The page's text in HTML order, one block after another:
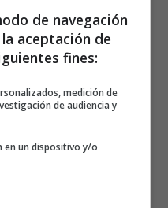
de navegación
aceptación de
fines:
medición de
de audiencia y
en un dispositivo y/o